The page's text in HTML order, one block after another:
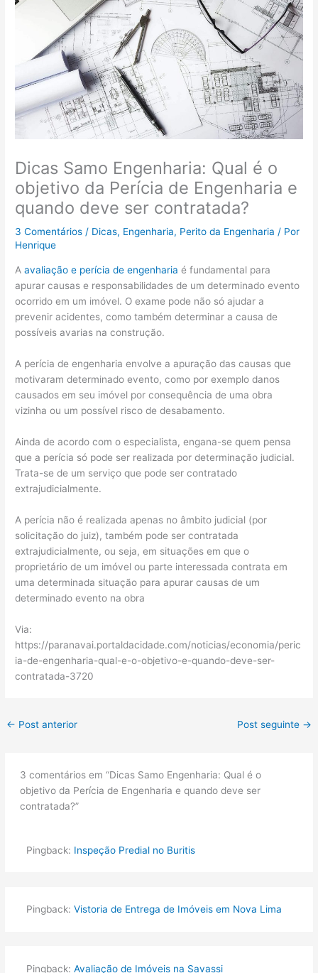
Dicas Samo Engenharia: Qual é o
objetivo da Perícia de Engenharia e
quando deve ser contratada?
3 Comentários / Dicas, Engenharia, Perito da Engenharia / Por
Henrique
Aavaliação e perícia de engenharia é fundamental para
apurar causas e responsabilidades de um determinado evento
ocorrido em um imóvel. O exame pode não só ajudar a
prevenir acidentes, como também determinar a causa de
possíveis avarias na construção.
A perícia de engenharia envolve a apuração das causas que
motivaram determinado evento, como por exemplo danos
causados em seu imóvel por consequência de uma obra
vizinha ou um possível risco de desabamento.
Ainda de acordo com o especialista, engana-se quem pensa
que a perícia só pode ser realizada por determinação judicial.
Trata-se de um serviço que pode ser contratado
extrajudicialmente.
A perícia não é realizada apenas no âmbito judicial (por
solicitação do juiz), também pode ser contratada
extrajudicialmente, ou seja, em situações em que o
proprietário de um imóvel ou parte interessada contrata em
uma determinada situação para apurar causas de um
determinado evento na obra
Via:
https://paranavai.portaldacidade.com/noticias/economia/peric
ia-de-engenharia-qual-e-o-objetivo-e-quando-deve-ser-
contratada-3720
← Post anterior Post seguinte →
3 comentários em “Dicas Samo Engenharia: Qual é o
objetivo da Perícia de Engenharia e quando deve ser
contratada?”
Pingback: Inspeção Predial no Buritis
Pingback: Vistoria de Entrega de Imóveis em Nova Lima
Pingback: Avaliação de Imóveis na Savassi